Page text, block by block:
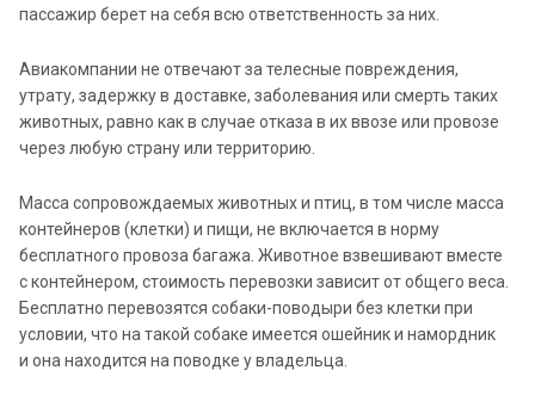
пассажир берет на себя всю ответственность за них.
Авиакомпании не отвечают за телесные повреждения,
утрату, задержку в доставке, заболевания или смерть таких
животных, равно как в случае отказа в их ввозе или провозе
через любую страну или территорию.
Масса сопровождаемых животных и птиц, в том числе масса
контейнеров (клетки) и пищи, не включается в норму
бесплатного провоза багажа. Животное взвешивают вместе
с контейнером, стоимость перевозки зависит от общего веса.
Бесплатно перевозятся собаки-поводыри без клетки при
условии, что на такой собаке имеется ошейник и намордник
и она находится на поводке у владельца.